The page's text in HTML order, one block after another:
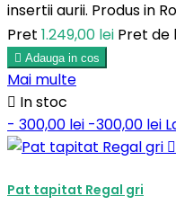
insertii aurii. Produs in
Pret 1.249,00 lei Pret de
 Adauga in cos
Mai multe
 In stoc
- 300,00 lei -300,00 lei

Pat tapitat Regal gri